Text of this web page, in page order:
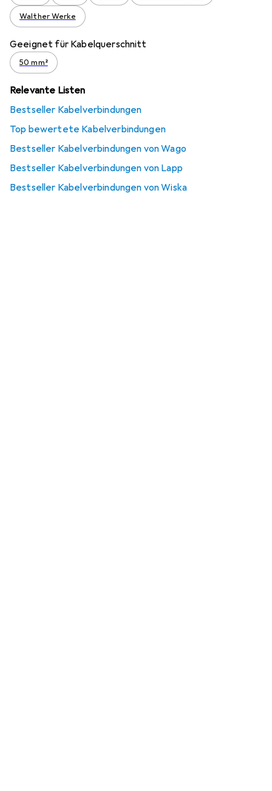
Walther Werke
Geeignet für Kabelquerschnitt
50 mm²
Relevante Listen
Bestseller Kabelverbindungen
Top bewertete Kabelverbindungen
Bestseller Kabelverbindungen von Wago
Bestseller Kabelverbindungen von Lapp
Bestseller Kabelverbindungen von Wiska